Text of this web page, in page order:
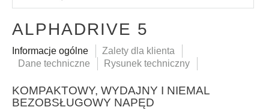
ALPHADRIVE 5
Informacje ogólne
Zalety dla klienta
Dane techniczne
Rysunek techniczny
KOMPAKTOWY, WYDAJNY I NIEMAL
BEZOBSŁUGOWY NAPĘD